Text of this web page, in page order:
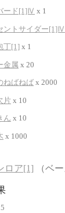
ード[1]Ⅳ x 1
ントサイダー[1]Ⅳ
丁[1] x 1
金属 x 20
ねばねば x 2000
片 x 10
ん x 10
x 1000
ロア[1] （ベ